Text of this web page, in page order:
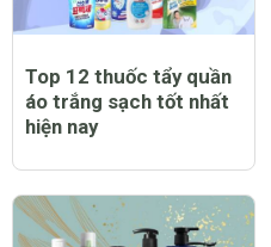
Top 12 thuốc tẩy quần
áo trắng sạch tốt nhất
hiện nay